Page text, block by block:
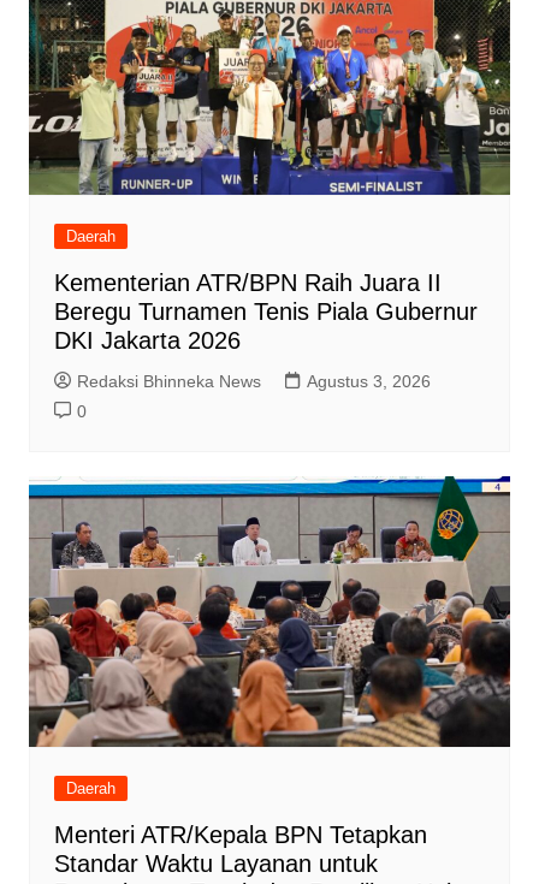
Daerah
Kementerian ATR/BPN Raih Juara II
Beregu Turnamen Tenis Piala Gubernur
DKI Jakarta 2026
Redaksi Bhinneka News
Agustus 3, 2026
0
Daerah
Menteri ATR/Kepala BPN Tetapkan
Standar Waktu Layanan untuk